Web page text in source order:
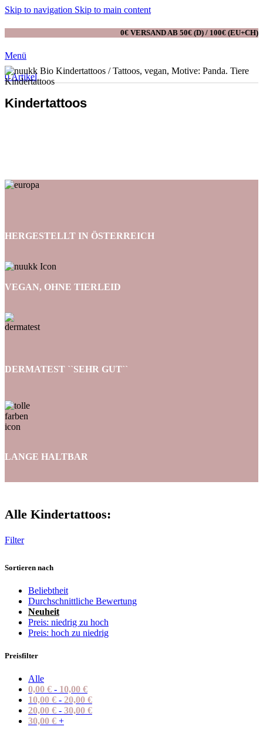
Skip to navigation Skip to main content
0€ VERSAND AB 50€ (D) / 100€ (EU+CH)
Menü
0Artikel
Kindertattoos
HERGESTELLT IN ÖSTERREICH
VEGAN, OHNE TIERLEID
DERMATEST ``SEHR GUT``
LANGE HALTBAR
Alle Kindertattoos:
Filter
Sortieren nach
Beliebtheit
Durchschnittliche Bewertung
Neuheit
Preis: niedrig zu hoch
Preis: hoch zu niedrig
Preisfilter
Alle
0,00 € - 10,00 €
10,00 € - 20,00 €
20,00 € - 30,00 €
30,00 € +